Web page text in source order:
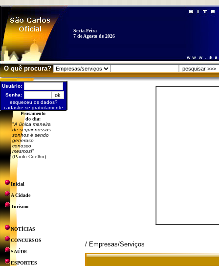
Sexta-Feira
7 de Agosto de 2026
O quê procura?
Usuário:
Senha:
esqueceu os dados?
cadastre-se gratuitamente
Pensamento
do dia:
"A única maneira
de seguir nossos
sonhos é sendo
generoso
conosco
mesmos!"
(Paulo Coelho)
Inicial
A Cidade
Turismo
NOTÍCIAS
CONCURSOS
SAÚDE
ESPORTES
/ Empresas/Serviços